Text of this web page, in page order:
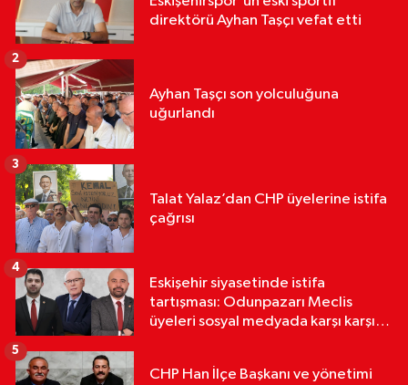
direktörü Ayhan Taşçı vefat etti
Ayhan Taşçı son yolculuğuna
uğurlandı
2
Talat Yalaz’dan CHP üyelerine istifa
çağrısı
3
Eskişehir siyasetinde istifa
tartışması: Odunpazarı Meclis
üyeleri sosyal medyada karşı karşıya
4
CHP Han İlçe Başkanı ve yönetimi
5